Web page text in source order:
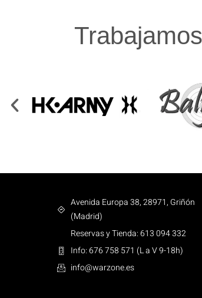
Avenida Europa 38, 28971, Griñón
(Madrid)
Reservas y Tienda: 613 094 332
Info: 676 758 571 (L a V 9-18h)
info@warzone.es